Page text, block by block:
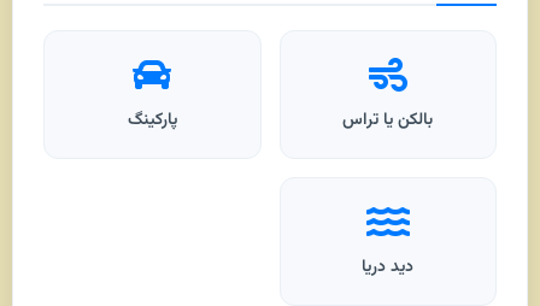
بالکن یا تراس پارکینگ
دید دریا